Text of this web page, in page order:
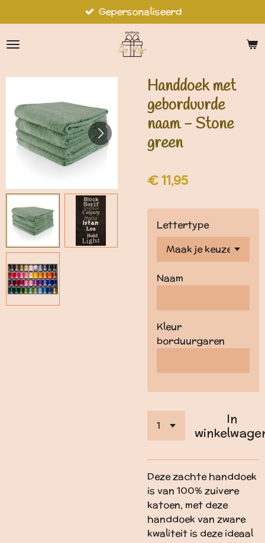
direct
naar
Gepersonaliseerd
Handdoek met
geborduurde
naam - Stone
green
€ 11,95
Lettertype
Naam
Kleur
borduurgaren
In
Deze zachte handdoek
is van 100% zuivere
katoen, met deze
handdoek van zware
kwaliteit is deze ideaal